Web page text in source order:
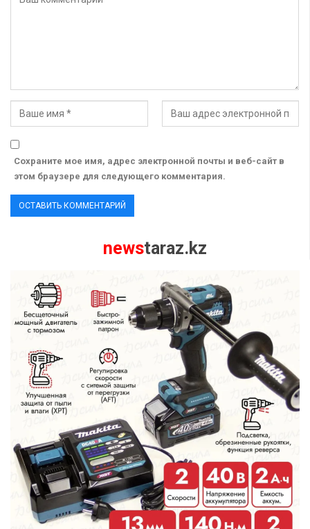
Сохраните мое имя, адрес электронной почты и веб-сайт в
этом браузере для следующего комментария.
newstaraz.kz